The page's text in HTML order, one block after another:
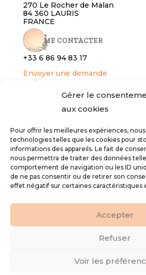
Gérer le
aux cookies
Pour offrir les meilleures expériences,
technologies telles que les cookies pour
informations des appareils. Le fait de
nous permettra de traiter des données
comportement de navigation ou les ID
de ne pas consentir ou de retirer son
effet négatif sur certaines caractéristiques
Accepter
Refuser
Voir les
270 Le Rocher de Malan
84 360 LAURIS
FRANCE
ME CONTACTER
+33 6 86 94 83 17
Envoyer une demande
RÉSERVER
INFOS LÉGALES
Conditions générales de vente
Politique de confidentialité
Mentions légales